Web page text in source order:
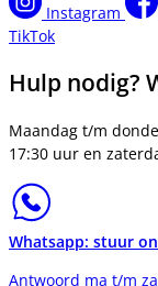
Instagram
TikTok
Hulp nodig?
Maandag t/m
17:30 uur en
Whatsapp: stuur
Antwoord ma t/m